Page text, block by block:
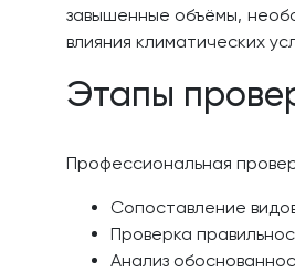
завышенные объёмы,
влияния климатических
Этапы
Профессиональная
Сопоставление
Проверка
Анализ